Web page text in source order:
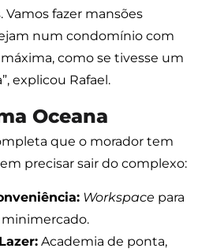
fazer mansões
num condomínio com
como se tivesse um
explicou Rafael.
Oceana
que o morador tem
precisar sair do complexo:
Workspace para
Academia de ponta,